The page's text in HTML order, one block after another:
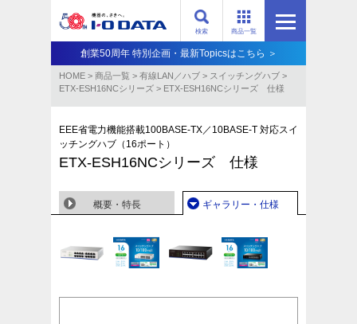
商品一覧
検索
創業50周年 特別企画・最新Topicsはこちら ＞
HOME > 商品一覧 > 有線LAN／ハブ > スイッチングハブ >
ETX-ESH16NCシリーズ > ETX-ESH16NCシリーズ 仕様
EEE省電力機能搭載100BASE-TX／10BASE-T 対応スイ
ッチングハブ（16ポート）
ETX-ESH16NCシリーズ 仕様
概要・特長 ギャラリー・仕様